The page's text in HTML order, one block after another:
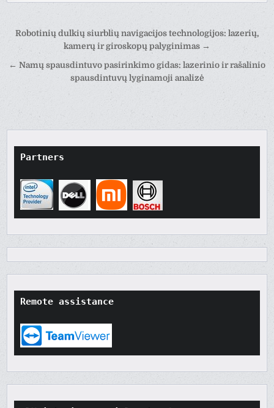
Post
navigation
Robotinių dulkių siurblių navigacijos technologijos: lazerių,
kamerų ir giroskopų palyginimas →
← Namų spausdintuvo pasirinkimo gidas: lazerinio ir rašalinio
spausdintuvų lyginamoji analizė
Partners
Remote assistance